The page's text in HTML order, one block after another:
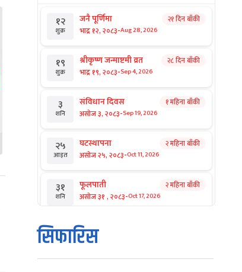
१२
शुक्र
जनै पूर्णिमा
भाद्र १२, २०८३-Aug 28, 2026
२१ दिन बाँकी
१९
शुक्र
श्रीकृष्ण जन्माष्टमी व्रत
भाद्र १९, २०८३-Sep 4, 2026
२८ दिन बाँकी
३
शनि
संविधान दिवस
असोज ३, २०८३-Sep 19, 2026
१ महिना बाँकी
२५
आइत
घटस्थापना
असोज २५, २०८३-Oct 11, 2026
२ महिना बाँकी
३१
शनि
फूलपाती
असोज ३१ , २०८३-Oct 17, 2026
२ महिना बाँकी
१
आइत
कार्तिक सङ्क्रान्ति
कार्तिक १, २०८३
सिफारिस